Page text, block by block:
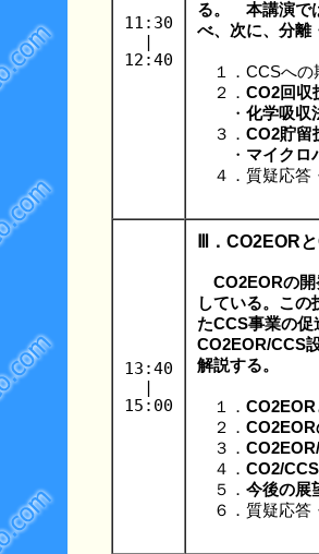
11:30
|
12:40
る。 本講演で
べ、次に、分離
１．CCSへの
２． CO2回収
・ 化学吸収
３． CO2貯留
・ マイクロ
４．質疑応答
13:40
|
15:00
Ⅲ．CO2EOR
CO2EORの
している。こ
たCCS事業の
CO2EOR/CCS
解説する。
１． CO2EOR
２．
３．
４． CO2/
５． 今後の展
６．質疑応答